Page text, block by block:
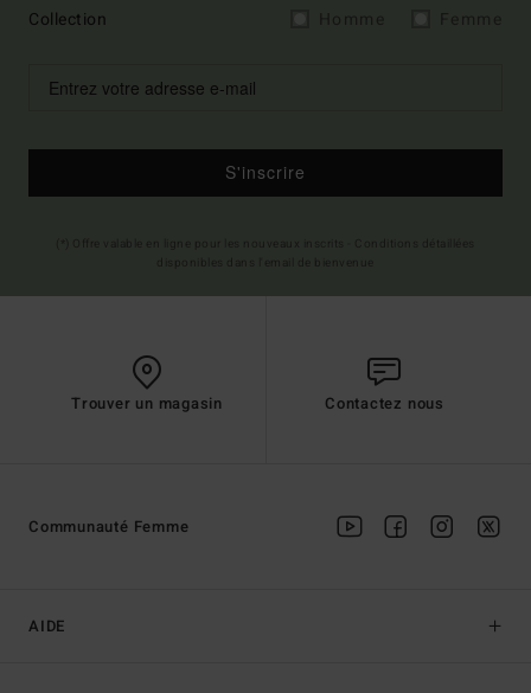
Collection
S'inscrire
Trouver un magasin Contactez nous
AIDE
Communauté Femme